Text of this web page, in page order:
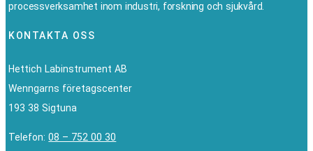
processverksamhet inom industri, forskning och sjukvård.
KONTAKTA OSS
Hettich Labinstrument AB
Wenngarns företagscenter
193 38 Sigtuna
Telefon:08 – 752 00 30